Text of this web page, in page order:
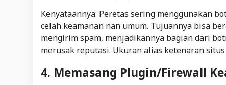
Kenyataannya: Peretas sering menggunakan
celah keamanan nan umum. Tujuannya bisa
mengirim spam, menjadikannya bagian dari
merusak reputasi. Ukuran alias ketenaran
4. Memasang Plugin/Firewall